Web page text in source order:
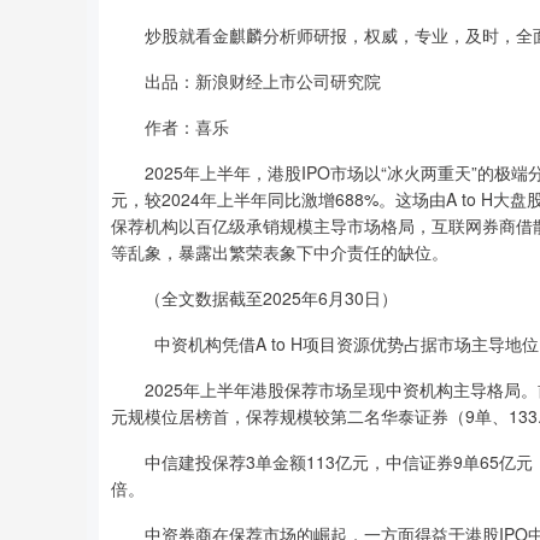
炒股就看金麒麟分析师研报，权威，专业，及时，全
出品：新浪财经上市公司研究院
作者：喜乐
2025年上半年，港股IPO市场以“冰火两重天”的极端
元，较2024年上半年同比激增688%。这场由A to H大
保荐机构以百亿级承销规模主导市场格局，互联网券商
等乱象，暴露出繁荣表象下中介责任的缺位。
（全文数据截至2025年6月30日）
中资机构凭借A to H项目资源优势占据市场主导地位
2025年上半年港股保荐市场呈现中资机构主导格局。
元规模位居榜首，保荐规模较第二名华泰证券（9单、
中信建投保荐3单金额113亿元，中信证券9单65亿元
倍。
中资券商在保荐市场的崛起，一方面得益于港股IPO